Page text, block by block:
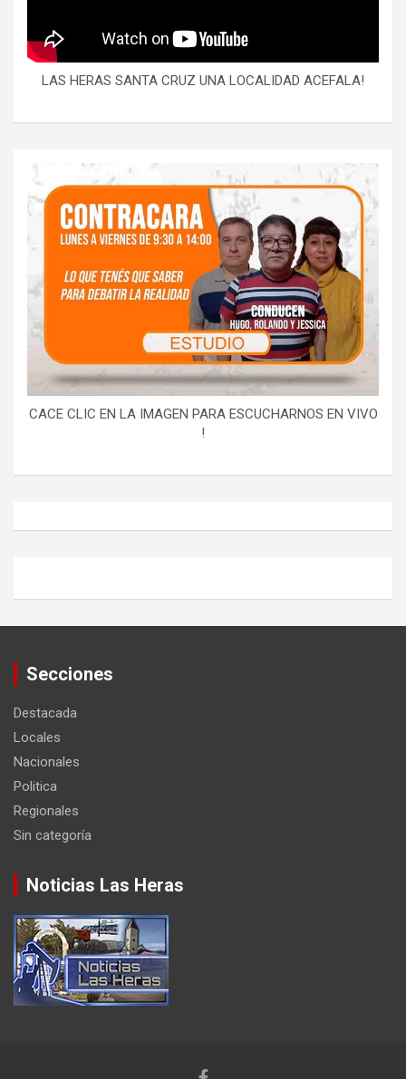
LAS HERAS SANTA CRUZ UNA LOCALIDAD ACEFALA!
CACE CLIC EN LA IMAGEN PARA ESCUCHARNOS EN VIVO
!
Secciones
Destacada
Locales
Nacionales
Politica
Regionales
Sin categoría
Noticias Las Heras